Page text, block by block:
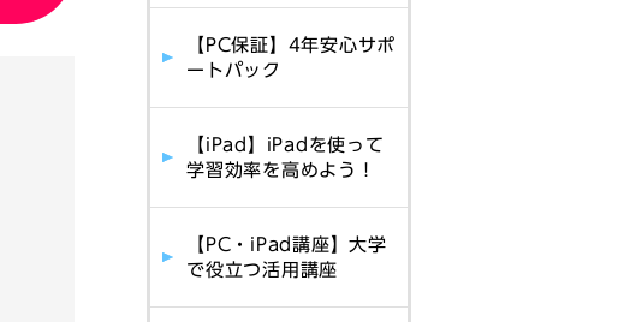
【PC保証】4年安心サポ
ートパック
【iPad】iPadを使って
学習効率を高めよう！
【PC・iPad講座】大学
で役立つ活用講座